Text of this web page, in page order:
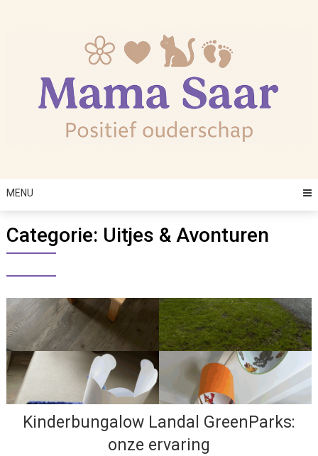
MENU
Categorie: Uitjes & Avonturen
Kinderbungalow Landal GreenParks:
onze ervaring